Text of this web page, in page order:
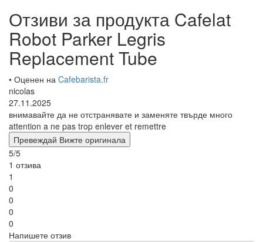
Отзиви за продукта Cafelat
Robot Parker Legris
Replacement Tube
• Оценен на Cafebarista.fr
nicolas
27.11.2025
внимавайте да не отстранявате и заменяте твърде много
attention a ne pas trop enlever et remettre
Превеждай Вижте оригинала
5/5
1 отзива
1
0
0
0
0
Напишете отзив